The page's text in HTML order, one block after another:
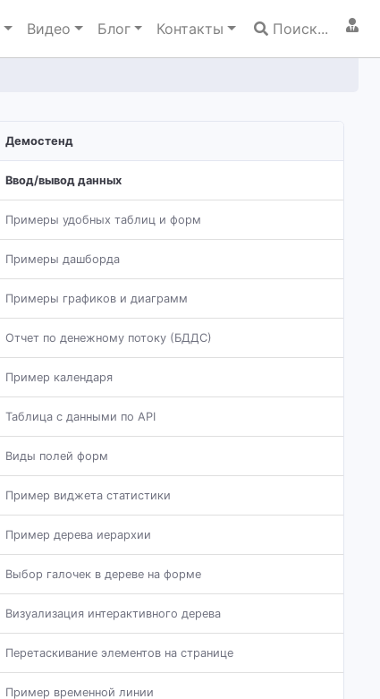
Видео Блог Контакты Поиск...
Демостенд
Ввод/вывод данных
Примеры удобных таблиц и форм
Примеры дашборда
Примеры графиков и диаграмм
Отчет по денежному потоку (БДДС)
Пример календаря
Таблица с данными по API
Виды полей форм
Пример виджета статистики
Пример дерева иерархии
Выбор галочек в дереве на форме
Визуализация интерактивного дерева
Перетаскивание элементов на странице
Пример временной линии